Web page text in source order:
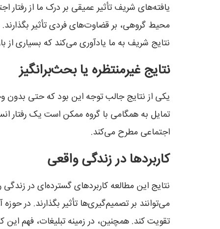
یافته‌های شریف تأثیر عمیقی بر درک ما از
محیط گروهی، بر قضاوت‌های فردی تأثیر
نتایج شریف به ما یادآوری می‌کند که بسیاری
نتایج غیرمنتظره یا بحث‌برانگیز
یکی از نتایج جالب توجه این بود که حتی بدون
تمایل به همگامی با گروه ممکن است یک رفتار
اجتماعی مطرح می‌کند.
کاربردها در زندگی واقعی
نتایج این مطالعه کاربردهای گسترده‌ای در
می‌توانند بر تصمیم‌گیری‌ها تأثیر بگذارند. در
تقویت کند. همچنین، در زمینه تبلیغات، فهم این